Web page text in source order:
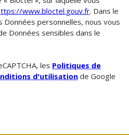
www.bloctel.gouv.fr. Dans le
personnelles, nous vous
Données sensibles dans le
les Politiques de
d'utilisation de Google